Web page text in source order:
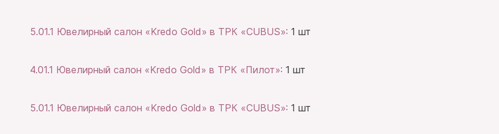
5.01.1 Ювелирный салон «Kredo Gold» в ТРК «CUBUS»: 1 шт
4.01.1 Ювелирный салон «Kredo Gold» в ТРК «Пилот»: 1 шт
5.01.1 Ювелирный салон «Kredo Gold» в ТРК «CUBUS»: 1 шт